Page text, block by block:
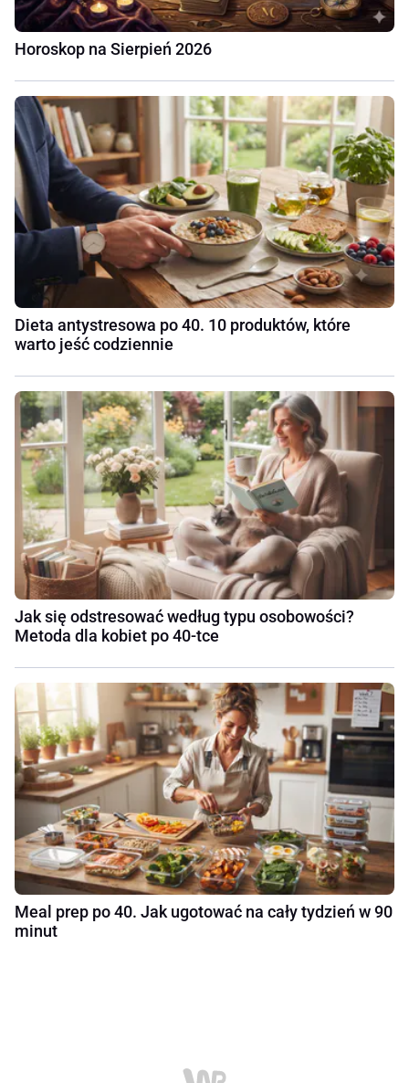
Horoskop na Sierpień 2026
Dieta antystresowa po 40. 10 produktów, które
warto jeść codziennie
Jak się odstresować według typu osobowości?
Metoda dla kobiet po 40-tce
Meal prep po 40. Jak ugotować na cały tydzień w 90
minut